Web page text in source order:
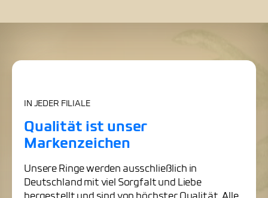
IN JEDER FILIALE
Qualität ist unser
Markenzeichen
Unsere Ringe werden ausschließlich in
Deutschland mit viel Sorgfalt und Liebe